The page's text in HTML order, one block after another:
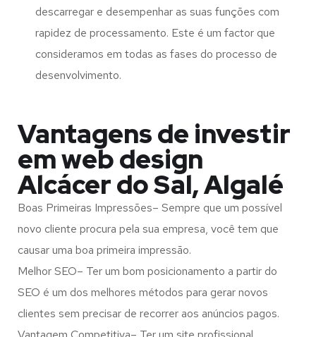
descarregar e desempenhar as suas funções com
rapidez de processamento. Este é um factor que
consideramos em todas as fases do processo de
desenvolvimento.
Vantagens de investir
em web design
Alcácer do Sal, Algalé
Boas Primeiras Impressões– Sempre que um possível
novo cliente procura pela sua empresa, você tem que
causar uma boa primeira impressão.
Melhor SEO– Ter um bom posicionamento a partir do
SEO é um dos melhores métodos para gerar novos
clientes sem precisar de recorrer aos anúncios pagos.